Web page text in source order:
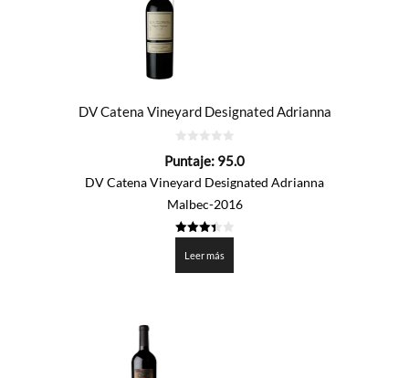
DV Catena Vineyard Designated Adrianna
de
Puntaje: 95.0
DV Catena Vineyard Designated Adrianna
Malbec-2016
de 5
Leer más